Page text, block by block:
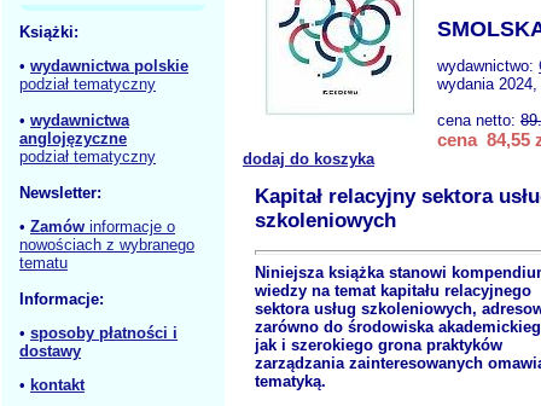
Książki:
• wydawnictwa polskie
podział tematyczny
• wydawnictwa
anglojęzyczne
podział tematyczny
Newsletter:
• Zamów informacje o
nowościach z wybranego
tematu
Informacje:
• sposoby płatności i
dostawy
• kontakt
wydawnictwo:
wydania
cena netto:
cena 84,55
dodaj do koszyka
Kapitał relacyjny sektora
szkoleniowych
Niniejsza książka stanowi
wiedzy na temat kapitału relacyjnego
sektora usług szkoleniowych,
zarówno do środowiska
jak i szerokiego grona praktyków
zarządzania zainteresowanych
tematyką.